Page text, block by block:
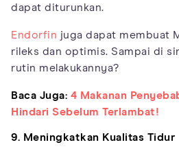
dapat diturunkan.
Endorfin juga dapat membuat
rileks dan optimis. Sampai di
rutin melakukannya?
Baca Juga: 4 Makanan
Hindari Sebelum Terlambat!
9. Meningkatkan Kualitas Tidur